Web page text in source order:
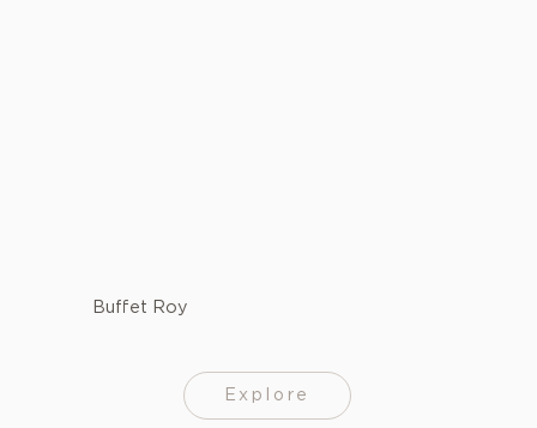
Buffet Roy
Explore